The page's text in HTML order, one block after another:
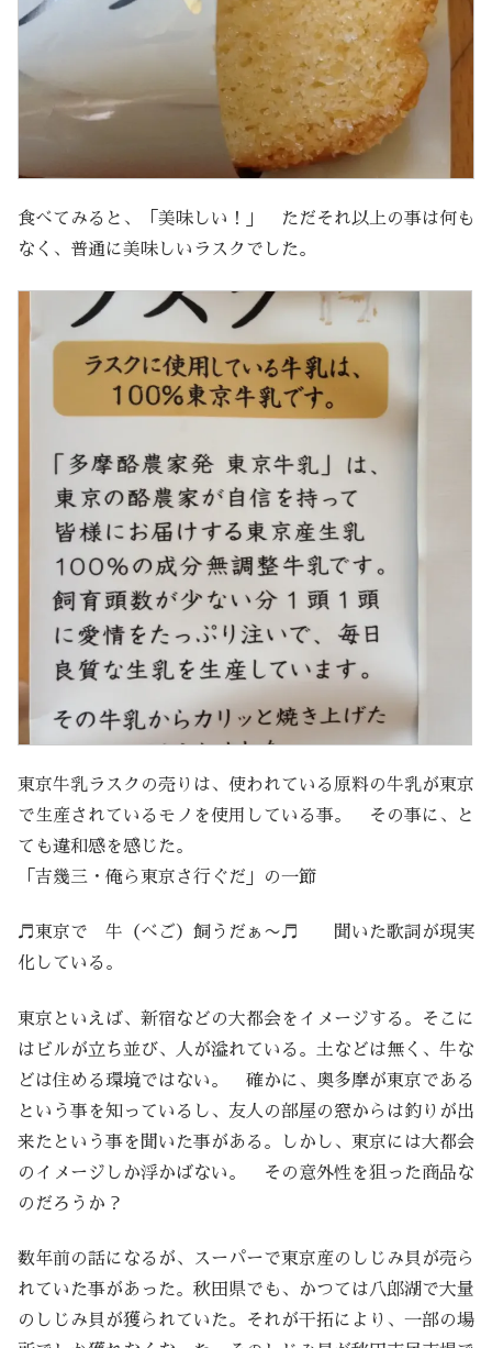
食べてみると、「美味しい！」 ただそれ以上の事は何も
なく、普通に美味しいラスクでした。
東京牛乳ラスクの売りは、使われている原料の牛乳が東京
で生産されているモノを使用している事。 その事に、と
ても違和感を感じた。
「吉幾三・俺ら東京さ行ぐだ」の一節
♬東京で 牛（べご）飼うだぁ〜♬ 聞いた歌詞が現実
化している。
東京といえば、新宿などの大都会をイメージする。そこに
はビルが立ち並び、人が溢れている。土などは無く、牛な
どは住める環境ではない。 確かに、奥多摩が東京である
という事を知っているし、友人の部屋の窓からは釣りが出
来たという事を聞いた事がある。しかし、東京には大都会
のイメージしか浮かばない。 その意外性を狙った商品な
のだろうか？
数年前の話になるが、スーパーで東京産のしじみ貝が売ら
れていた事があった。秋田県でも、かつては八郎湖で大量
のしじみ貝が獲られていた。それが干拓により、一部の場